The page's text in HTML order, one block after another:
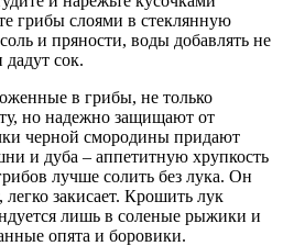
грибы слоями в стеклянную
и пряности, воды добавлять не
сок.
в грибы, не только
но надежно защищают от
черной смородины придают
и дуба – аппетитную хрупкость
лучше солить без лука. Он
легко закисает. Крошить лук
лишь в соленые рыжики и
опята и боровики.